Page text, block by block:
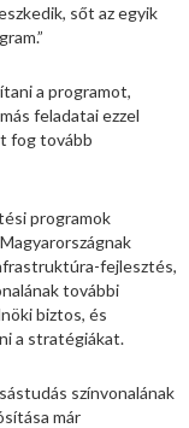
sőt az egyik
a programot,
feladatai ezzel
fog tovább
programok
fejlesztés,
további
biztos, és
a stratégiákat.
színvonalának
már